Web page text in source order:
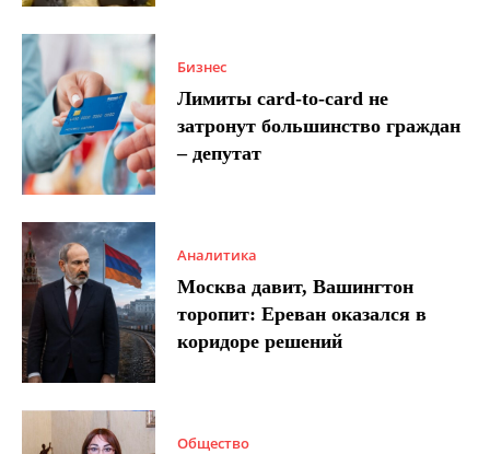
Бизнес
Лимиты card-to-card не
затронут большинство граждан
– депутат
Аналитика
Москва давит, Вашингтон
торопит: Ереван оказался в
коридоре решений
Общество